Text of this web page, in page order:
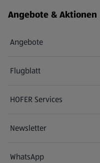
Angebote & Aktionen
Angebote
Flugblatt
HOFER Services
Newsletter
WhatsApp